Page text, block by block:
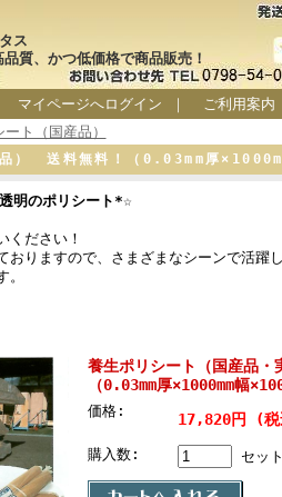
ス
質、かつ低価格で商品販売！
マイページへログイン ｜ ご利用案内
ト（国産品）
品） 送料無料！（0.03mm厚
明のポリシート*☆
ください！
りますので、さまざまなシーンで活躍し
養生ポリシート（国産品
（0.03mm厚×1000mm幅
価格: 17,820円 (税
購入数: セット